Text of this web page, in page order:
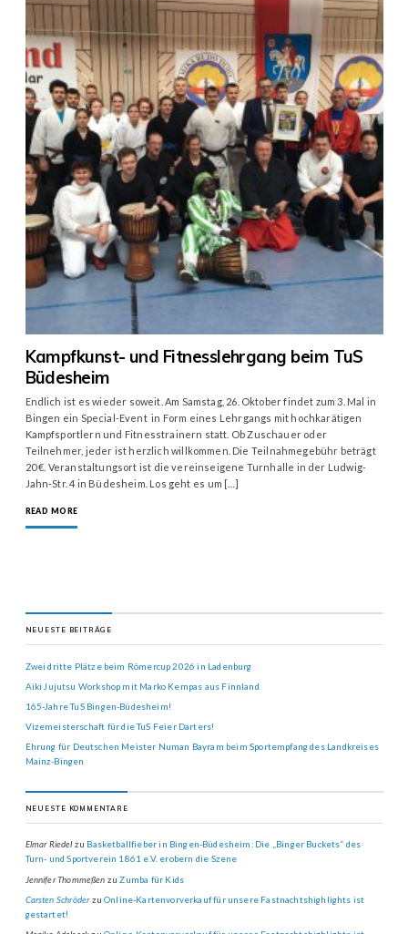
Kampfkunst- und Fitnesslehrgang beim TuS
Büdesheim
Endlich ist es wieder soweit. Am Samstag, 26. Oktober findet zum 3. Mal in
Bingen ein Special-Event in Form eines Lehrgangs mit hochkarätigen
Kampfsportlern und Fitnesstrainern statt. Ob Zuschauer oder
Teilnehmer, jeder ist herzlich willkommen. Die Teilnahmegebühr beträgt
20 €. Veranstaltungsort ist die vereinseigene Turnhalle in der Ludwig-
Jahn-Str. 4 in Büdesheim. Los geht es um […]
READ MORE
NEUESTE BEITRÄGE
Zwei dritte Plätze beim Römercup 2026 in Ladenburg
Aiki Jujutsu Workshop mit Marko Kempas aus Finnland
165-Jahre TuS Bingen-Büdesheim!
Vizemeisterschaft für die TuS Feier Darters!
Ehrung für Deutschen Meister Numan Bayram beim Sportempfang des Landkreises
Mainz-Bingen
NEUESTE KOMMENTARE
Elmar Riedel zu Basketballfieber in Bingen-Büdesheim: Die „Binger Buckets“ des
Turn- und Sportverein 1861 e.V. erobern die Szene
Jennifer Thommeßen zuZumba für Kids
Carsten SchröderzuOnline-Kartenvorverkauf für unsere Fastnachtshighlights ist
gestartet!